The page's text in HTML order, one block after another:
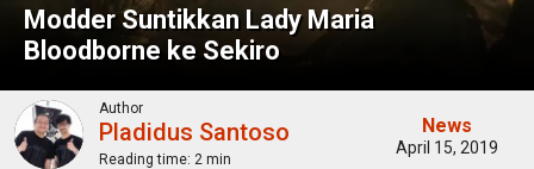
Modder Suntikkan Lady Maria
Bloodborne ke Sekiro
Author
Pladidus Santoso
Reading time: 2 min
News
April 15, 2019